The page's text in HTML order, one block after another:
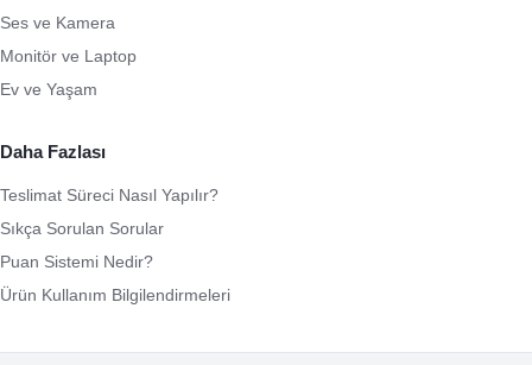
Ses ve Kamera
Monitör ve Laptop
Ev ve Yaşam
Daha Fazlası
Teslimat Süreci Nasıl Yapılır?
Sıkça Sorulan Sorular
Puan Sistemi Nedir?
Ürün Kullanım Bilgilendirmeleri